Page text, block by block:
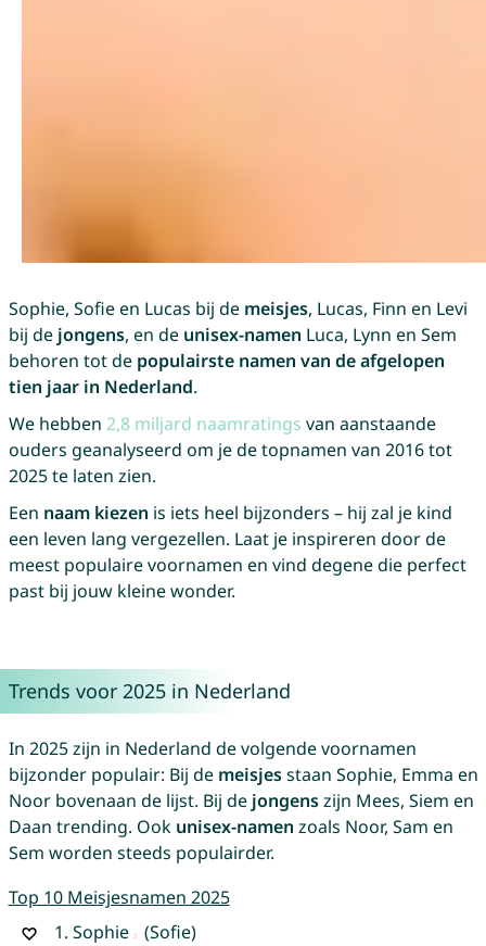
Sophie, Sofie en Lucas bij de meisjes, Lucas, Finn en Levi
bij de jongens, en de unisex-namen Luca, Lynn en Sem
behoren tot de populairste namen van de afgelopen
tien jaar in Nederland.
We hebben 2,8 miljard naamratings van aanstaande
ouders geanalyseerd om je de topnamen van 2016 tot
2025 te laten zien.
Een naam kiezen is iets heel bijzonders – hij zal je kind
een leven lang vergezellen. Laat je inspireren door de
meest populaire voornamen en vind degene die perfect
past bij jouw kleine wonder.
Trends voor 2025 in Nederland
In 2025 zijn in Nederland de volgende voornamen
bijzonder populair: Bij de meisjesstaan Sophie, Emma en
Noor bovenaan de lijst. Bij de jongenszijn Mees, Siem en
Daan trending. Ook unisex-namen zoals Noor, Sam en
Sem worden steeds populairder.
Top 10 Meisjesnamen 2025
1. Sophie
(Sofie)